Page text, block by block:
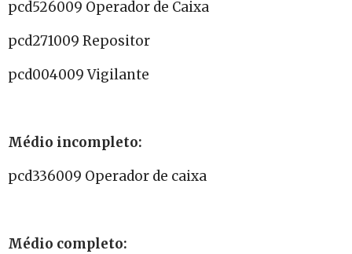
pcd526009 Operador de Caixa
pcd271009 Repositor
pcd004009 Vigilante
Médio incompleto:
pcd336009 Operador de caixa
Médio completo: